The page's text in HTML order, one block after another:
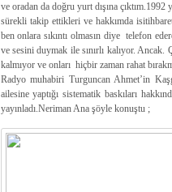
ve oradan da doğru yurt dışına
sürekli takip ettikleri ve hakkımda
ben onlara sıkıntı olmasın diye telefon
ve sesini duymak ile sınırlı kalıyor.
kalmıyor ve onları hiçbir zaman rahat
Radyo muhabiri Turguncan Ahmet’in
ailesine yaptığı sistematik baskıları
yayınladı.Neriman Ana şöyle konuştu ;